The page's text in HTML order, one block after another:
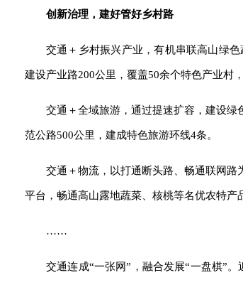
创新治理，建好管好乡村路
交通＋乡村振兴产业，有机串联高山绿
建设产业路200公里，覆盖50余个特色产业村
交通＋全域旅游，通过提速扩容，建设
范公路500公里，建成特色旅游环线4条。
交通＋物流，以打通断头路、畅通联网路
平台，畅通高山露地蔬菜、核桃等名优农特产
……
交通连成“一张网”，融合发展“一盘棋”